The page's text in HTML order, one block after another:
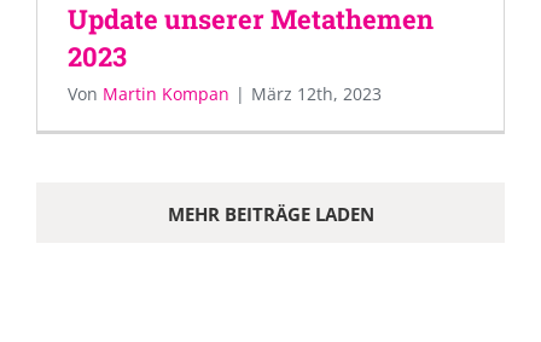
Update unserer Metathemen
2023
Von Martin Kompan | März 12th, 2023
MEHR BEITRÄGE LADEN